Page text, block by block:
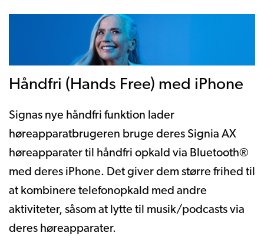
Håndfri (Hands Free) med iPhone
Signas nye håndfri funktion lader
høreapparatbrugeren bruge deres Signia AX
høreapparater til håndfri opkald via Bluetooth®
med deres iPhone. Det giver dem større frihed til
at kombinere telefonopkald med andre
aktiviteter, såsom at lytte til musik/podcasts via
deres høreapparater.